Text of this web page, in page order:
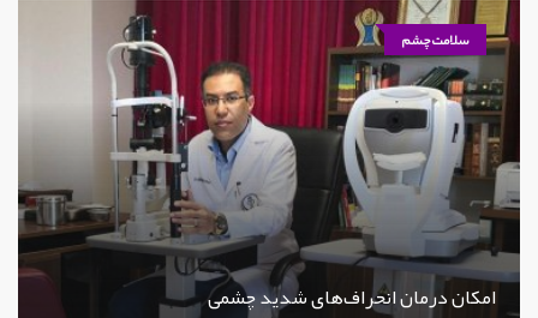
سلامت چشم
امکان درمان انحراف‌های شدید چشمی